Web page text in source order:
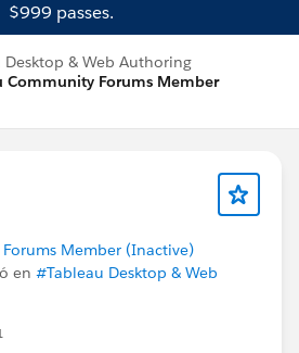
$999 passes.
Desktop & Web Authoring
Community Forums Member
Member (Inactive)
en #Tableau Desktop & Web